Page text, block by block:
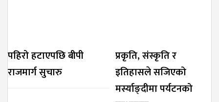
पहिरो हटाएपछि बीपी
राजमार्ग सुचारु
प्रकृति, संस्कृति र
इतिहासले सजिएको
मर्स्याङ्दीमा पर्यटनको